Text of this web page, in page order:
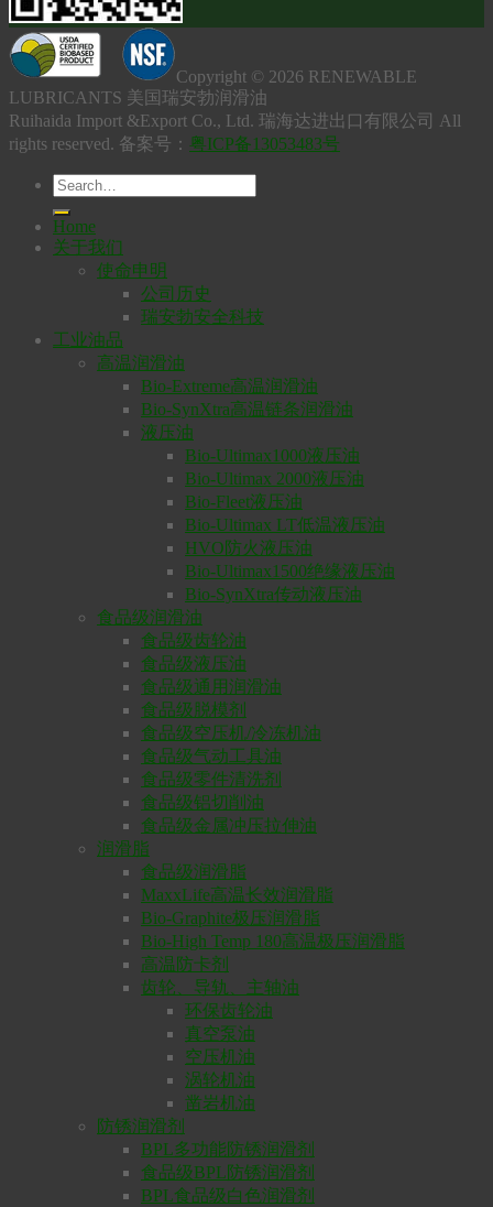
Copyright © 2026 RENEWABLE
LUBRICANTS 美国瑞安勃润滑油
Ruihaida Import &Export Co., Ltd. 瑞海达进出口有限公司 All
rights reserved. 备案号： 粤ICP备13053483号
Home
关于我们
使命申明
公司历史
瑞安勃安全科技
工业油品
高温润滑油
Bio-Extreme高温润滑油
Bio-SynXtra高温链条润滑油
液压油
Bio-Ultimax1000液压油
Bio-Ultimax 2000液压油
Bio-Fleet液压油
Bio-Ultimax LT低温液压油
HVO防火液压油
Bio-Ultimax1500绝缘液压油
Bio-SynXtra传动液压油
食品级润滑油
食品级齿轮油
食品级液压油
食品级通用润滑油
食品级脱模剂
食品级空压机/冷冻机油
食品级气动工具油
食品级零件清洗剂
食品级铝切削油
食品级金属冲压拉伸油
润滑脂
食品级润滑脂
MaxxLife高温长效润滑脂
Bio-Graphite极压润滑脂
Bio-High Temp 180高温极压润滑脂
高温防卡剂
齿轮、导轨、主轴油
环保齿轮油
真空泵油
空压机油
涡轮机油
凿岩机油
防锈润滑剂
BPL多功能防锈润滑剂
食品级BPL防锈润滑剂
BPL食品级白色润滑剂